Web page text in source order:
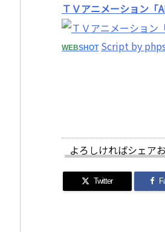
ＴＶアニメーション「
WEBSHOT Script by
よろしければシェア
Twitter